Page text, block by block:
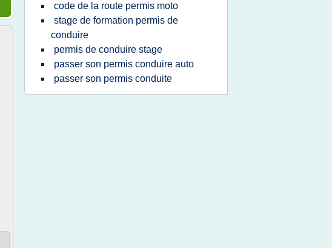
code de la route permis moto
stage de formation permis de
conduire
permis de conduire stage
passer son permis conduire auto
passer son permis conduite